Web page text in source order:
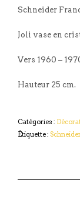
Schneider
Joli vase en
Vers 1960 –
Hauteur 25 cm.
Catégories :
Étiquette : Schneider